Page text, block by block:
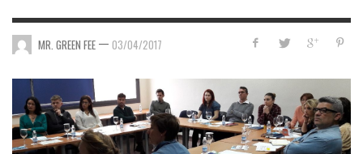
MR. GREEN FEE — 03/04/2017